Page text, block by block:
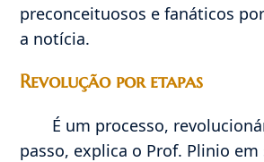
preconceituosos e fanáticos
a notícia.
Revolução por etapas
É um processo,
passo, explica o Prof. Plinio em